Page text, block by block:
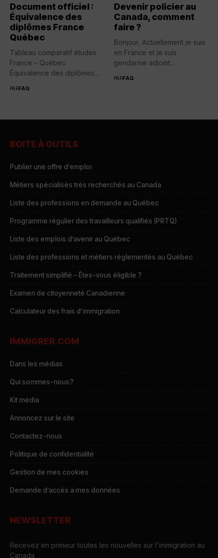
Document officiel :
Équivalence des
diplômes France
Québec
Tableau comparatif études
France – Québec
Équivalence des diplômes
PARFAQ
Devenir policier au
Canada, comment
faire ?
Bonjour, Actuellement je suis
en France et je suis
gendarme adjoint
PARFAQ
BOITE À OUTILS
Publier une offre d’emploi
Métiers spécialisés très recherchés au Canada
Liste des professions en demande au Québec
Programme régulier des travailleurs qualifiés (PRTQ)
Liste des emplois d’avenir au Québec
Liste des professions et métiers réglementés au Québec
Traitement simplifié – Êtes-vous éligible ?
Examen de citoyenneté Canadienne
Calculateur des frais d’immigration
IMMIGRER.COM
Dans les médias
Qui sommes-nous?
Kit média
Annoncez sur le site
Contactez-nous
Politique de confidentialité
Gestion de mes cookies
Demande d’accès à mes données
NEWSLETTER
Recevez en primeur toutes les nouvelles sur l'immigration au
Canada